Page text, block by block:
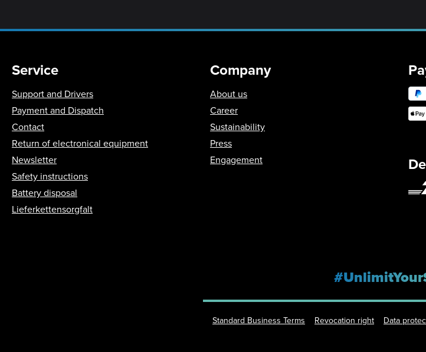
Service
Support and Drivers
Payment and Dispatch
Contact
Return of electronical equipment
Newsletter
Safety instructions
Battery disposal
Lieferkettensorgfalt
Company
About us
Career
Sustainability
Press
Engagement
Standard Business Terms Revocation right Data